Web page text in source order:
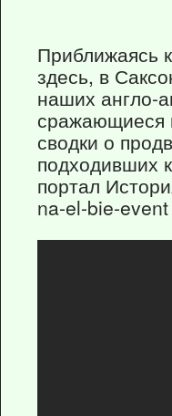
Приближаясь
здесь, в
наших англо-
сражающиеся
сводки о
подходивших
портал
na-el-bie-event